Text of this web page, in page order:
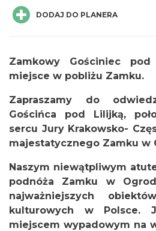
DODAJ DO PLANERA
Zamkowy Gościniec
miejsce w pobliżu Zamku.
Zapraszamy do
Gościńca pod Lilijką,
sercu Jury Krakowsko-
majestatycznego Zamku w
Naszym niewątpliwym
podnóża Zamku w
najważniejszych
kulturowych w Polsce.
miejscem wypadowym na